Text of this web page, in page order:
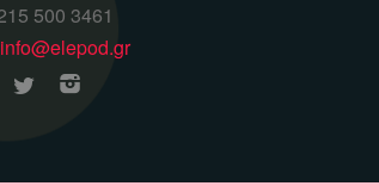
500 3461
info@elepod.gr